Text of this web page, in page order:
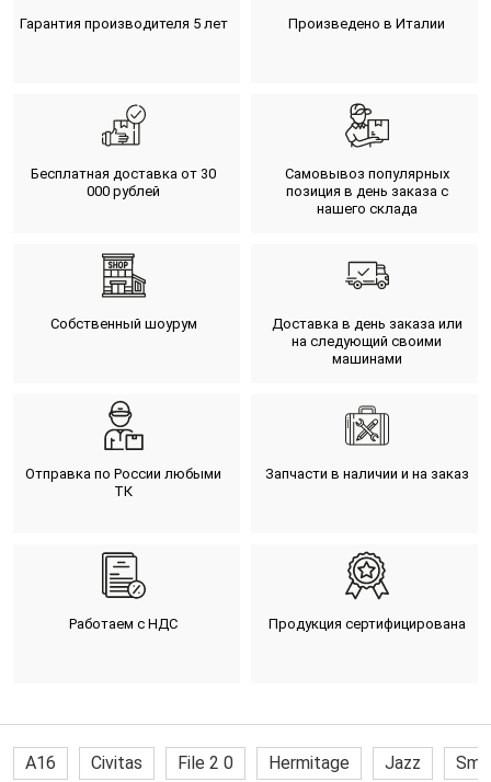
Гарантия производителя 5 лет Произведено в Италии
Бесплатная доставка от 30
000 рублей
Самовывоз популярных
позиция в день заказа с
нашего склада
Собственный шоурум
Доставка в день заказа или
на следующий своими
машинами
Отправка по России любыми
ТК
Запчасти в наличии и на заказ
Работаем с НДС Продукция сертифицирована
A16 Civitas File 2 0 Hermitage Jazz